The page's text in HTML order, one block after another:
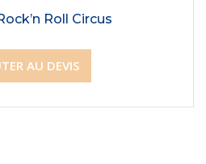
Roll Circus
AU DEVIS